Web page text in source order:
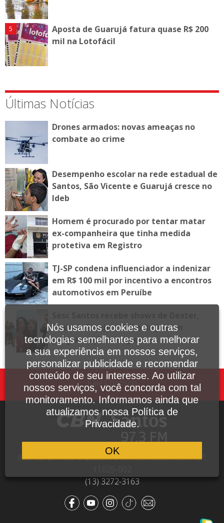
Aposta de Guarujá fatura quase R$ 200
mil na Lotofácil
Últimas Notícias
Drones armados: novas ameaças no
combate ao crime
Desempenho escolar na rede estadual de
Santos, São Vicente e Guarujá cresce no
Ideb
Homem é procurado por tentar matar
ex-companheira que tinha medida
protetiva em Registro
TJ-SP condena influenciador a indenizar
em R$ 100 mil por incentivo a encontros
automotivos em Peruíbe
Tasha e Tracie e Tribo de Jah em
programação de agosto
Fale Conosco
Avenida Dr. Pedro Lessa, 1640, sala 809, Santos - SP,
(13) 3272-3163
Nós usamos cookies e outras
tecnologias semelhantes para melhorar
a sua experiência em nossos serviços,
personalizar publicidade e recomendar
conteúdo de seu interesse. Ao utilizar
nossos serviços, você concorda com tal
monitoramento. Informamos ainda que
atualizamos nossa Política de
Privacidade.
OK